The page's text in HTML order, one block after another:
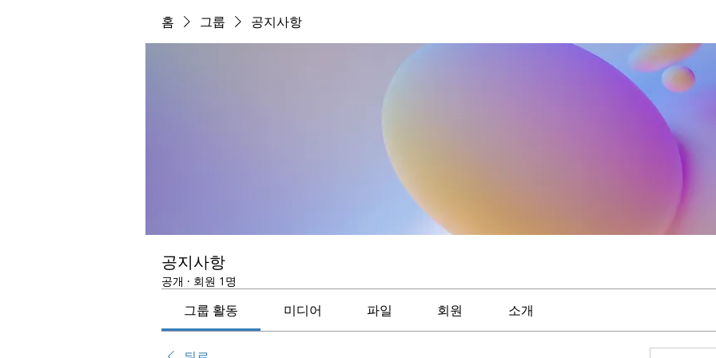
홈 그룹 공지사항
공지사항
공개 · 회원 1명
그룹 활동 미디어 파일 회원 소개